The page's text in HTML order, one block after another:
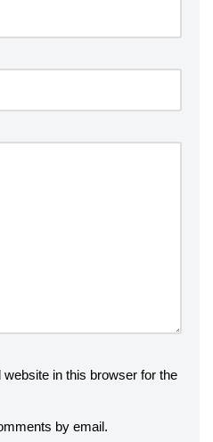
in this browser for the
by email.